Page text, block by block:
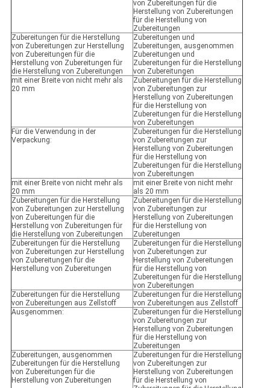
von Zubereitungen für die
Herstellung von Zubereitungen
für die Herstellung von
Zubereitungen
Zubereitungen für die Herstellung
von Zubereitungen zur Herstellung
von Zubereitungen für die
Herstellung von Zubereitungen für
die Herstellung von Zubereitungen
Zubereitungen und
Zubereitungen, ausgenommen
Zubereitungen und
Zubereitungen für die Herstellung
von Zubereitungen
mit einer Breite von nicht mehr als
20 mm
Zubereitungen für die Herstellung
von Zubereitungen zur
Herstellung von Zubereitungen
für die Herstellung von
Zubereitungen für die Herstellung
von Zubereitungen
Für die Verwendung in der
Verpackung:
Zubereitungen für die Herstellung
von Zubereitungen zur
Herstellung von Zubereitungen
für die Herstellung von
Zubereitungen für die Herstellung
von Zubereitungen
mit einer Breite von nicht mehr als
20 mm
mit einer Breite von nicht mehr
als 20 mm
Zubereitungen für die Herstellung
von Zubereitungen zur Herstellung
von Zubereitungen für die
Herstellung von Zubereitungen für
die Herstellung von Zubereitungen
Zubereitungen für die Herstellung
von Zubereitungen zur
Herstellung von Zubereitungen
für die Herstellung von
Zubereitungen
Zubereitungen für die Herstellung
von Zubereitungen zur Herstellung
von Zubereitungen für die
Herstellung von Zubereitungen
Zubereitungen für die Herstellung
von Zubereitungen zur
Herstellung von Zubereitungen
für die Herstellung von
Zubereitungen für die Herstellung
von Zubereitungen
Zubereitungen für die Herstellung
von Zubereitungen aus Zellstoff
Zubereitungen für die Herstellung
von Zubereitungen aus Zellstoff
Ausgenommen:
Zubereitungen für die Herstellung
von Zubereitungen zur
Herstellung von Zubereitungen
für die Herstellung von
Zubereitungen
Zubereitungen, ausgenommen
Zubereitungen für die Herstellung
von Zubereitungen für die
Herstellung von Zubereitungen
Zubereitungen für die Herstellung
von Zubereitungen zur
Herstellung von Zubereitungen
für die Herstellung von